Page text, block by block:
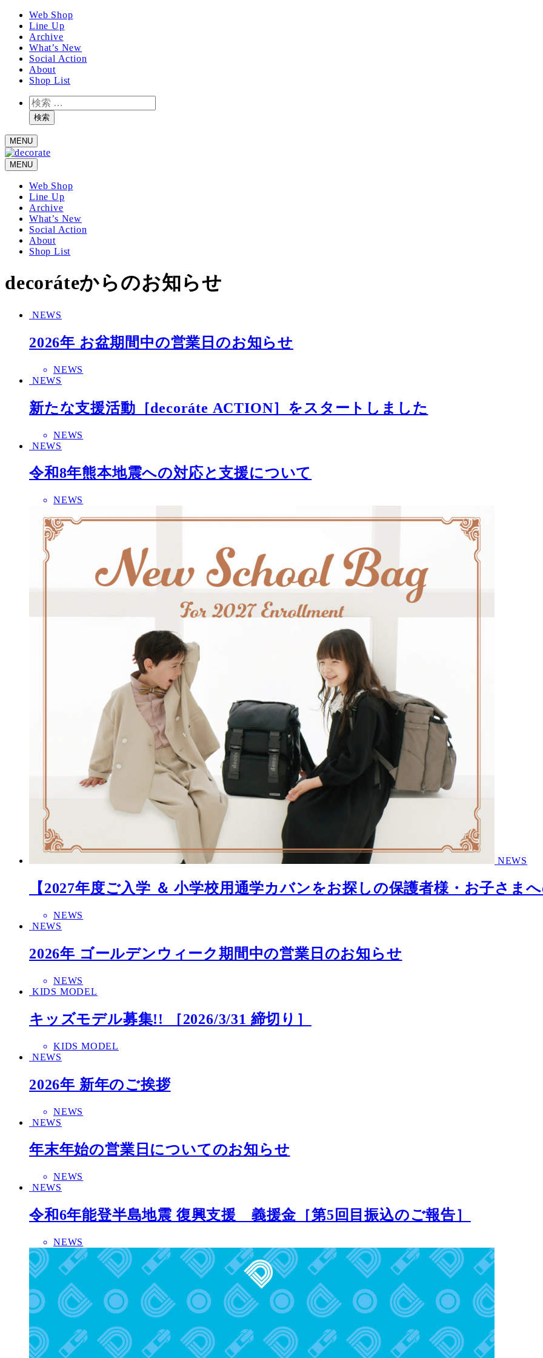
動
Web Shop
Line Up
Archive
What’s New
Social Action
About
Shop List
検
索検索
MENU
MENU
Web Shop
Line Up
Archive
What’s New
Social Action
About
Shop List
decoráteからのお知らせ
NEWS
2026年 お盆期間中の営業日のお知らせ
NEWS
NEWS
新たな支援活動［decoráte ACTION］をスタートしました
NEWS
NEWS
令和8年熊本地震への対応と支援について
NEWS
NEWS
【2027年度ご入学 ＆ 小学校用通学カバンをお探しの保護者様・お子さま
NEWS
NEWS
2026年 ゴールデンウィーク期間中の営業日のお知らせ
NEWS
KIDS MODEL
キッズモデル募集!! ［2026/3/31 締切り］
KIDS MODEL
NEWS
2026年 新年のご挨拶
NEWS
NEWS
年末年始の営業日についてのお知らせ
NEWS
NEWS
令和6年能登半島地震 復興支援 義援金［第5回目振込のご報告］
NEWS